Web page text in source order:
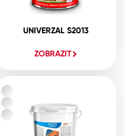
UNIVERZAL S2013
ZOBRAZIT